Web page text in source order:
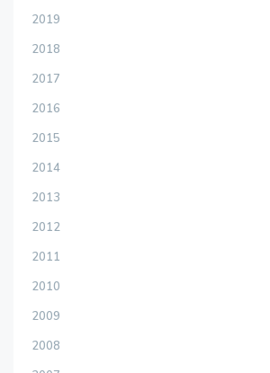
2019
2018
2017
2016
2015
2014
2013
2012
2011
2010
2009
2008